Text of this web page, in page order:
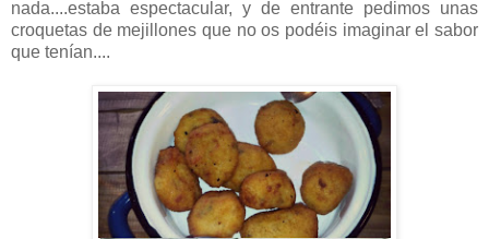
nada....estaba espectacular, y de entrante pedimos unas
croquetas de mejillones que no os podéis imaginar el sabor
que tenían....